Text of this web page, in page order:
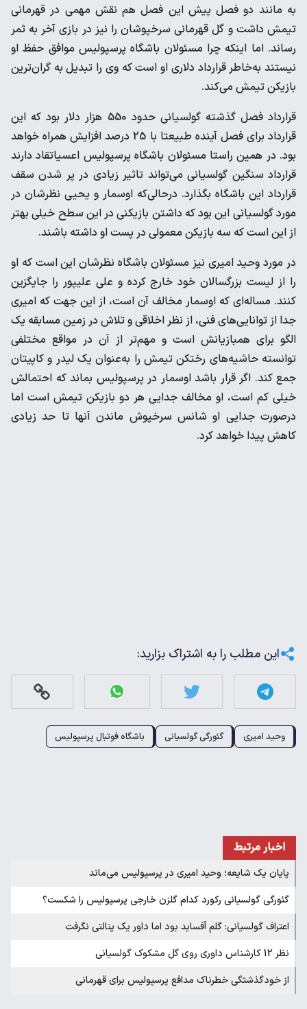
به مانند دو فصل پیش این فصل هم نقش مهمی در قهرمانی
تیمش داشت و گل قهرمانی سرخپوشان را نیز در بازی آخر به ثمر
رساند. اما اینکه چرا مسئولان باشگاه پرسپولیس موافق حفظ او
نیستند به‌خاطر قرارداد دلاری او است که وی را تبدیل به گران‌ترین
بازیکن تیمش می‌کند.
قرارداد فصل گذشته گولسیانی حدود 550 هزار دلار بود که این
قرارداد برای فصل آینده طبیعتا با 25 درصد افزایش همراه خواهد
بود. در همین راستا مسئولان باشگاه پرسپولیس اعسیاتقاد دارند
قرارداد سنگین گولسیانی می‌تواند تاثیر زیادی در پر شدن سقف
قرارداد این باشگاه بگذارد. در‌حالی‌که اوسمار و یحیی نظرشان در
مورد گولسیانی این بود که داشتن بازیکنی در این سطح خیلی بهتر
از این است که سه بازیکن معمولی در پست او داشته باشند.
در مورد وحید امیری نیز مسئولان باشگاه نظرشان این است که او
را از لیست بزرگسالان خود خارج کرده و علی علیپور را جایگزین
کنند. مساله‌ای که اوسمار مخالف آن است، از این جهت که امیری
جدا از توانایی‌های فنی، از نظر اخلاقی و تلاش در زمین مسابقه یک
الگو برای همبازیانش است و مهم‌تر از آن در مواقع مختلفی
توانسته حاشیه‌های رختکن تیمش را به‌عنوان یک لیدر و کاپیتان
جمع کند. اگر قرار باشد اوسمار در پرسپولیس بماند که احتمالش
خیلی کم است، او مخالف جدایی هر دو بازیکن تیمش است اما
در‌صورت جدایی او شانس سرخپوش ماندن آنها تا حد زیادی
کاهش پیدا خواهد کرد.
این مطلب را به اشتراک بزارید:
وحید امیری گئورگی گولسیانی باشگاه فوتبال پرسپولیس
اخبار مرتبط
پایان یک شایعه؛ وحید امیری در پرسپولیس می‌ماند
گئورگی گولسیانی رکورد کدام گلزن خارجی پرسپولیس را شکست؟
اعتراف گولسیانی: گلم آفساید بود اما داور یک پنالتی نگرفت
نظر 12 کارشناس داوری روی گل مشکوک گولسیانی
از خودگذشتگی خطرناک مدافع پرسپولیس برای قهرمانی